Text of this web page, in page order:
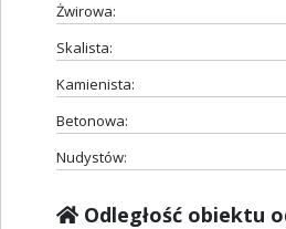
Żwirowa:
Skalista:
Kamienista:
Betonowa:
Nudystów:
Odległość obiektu